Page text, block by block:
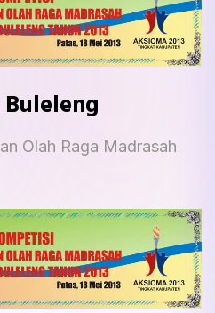
Olah Raga Madrasah